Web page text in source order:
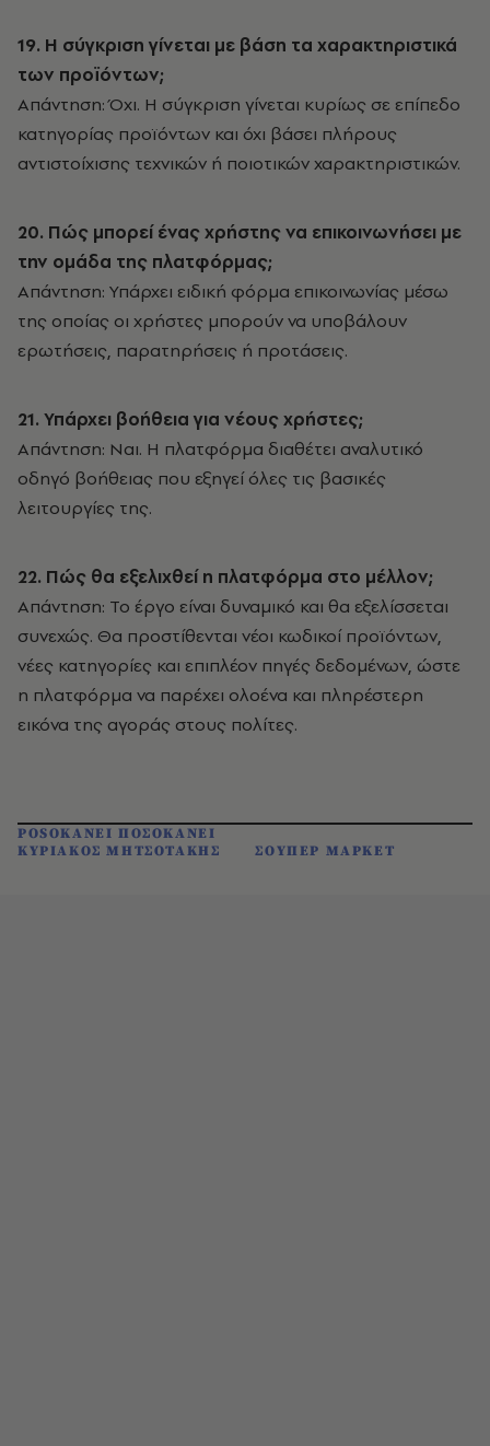
19. Η σύγκριση γίνεται με βάση τα χαρακτηριστικά
των προϊόντων;
Απάντηση: Όχι. Η σύγκριση γίνεται κυρίως σε επίπεδο
κατηγορίας προϊόντων και όχι βάσει πλήρους
αντιστοίχισης τεχνικών ή ποιοτικών χαρακτηριστικών.
20. Πώς μπορεί ένας χρήστης να επικοινωνήσει με
την ομάδα της πλατφόρμας;
Απάντηση: Υπάρχει ειδική φόρμα επικοινωνίας μέσω
της οποίας οι χρήστες μπορούν να υποβάλουν
ερωτήσεις, παρατηρήσεις ή προτάσεις.
21. Υπάρχει βοήθεια για νέους χρήστες;
Απάντηση: Ναι. Η πλατφόρμα διαθέτει αναλυτικό
οδηγό βοήθειας που εξηγεί όλες τις βασικές
λειτουργίες της.
22. Πώς θα εξελιχθεί η πλατφόρμα στο μέλλον;
Απάντηση: Το έργο είναι δυναμικό και θα εξελίσσεται
συνεχώς. Θα προστίθενται νέοι κωδικοί προϊόντων,
νέες κατηγορίες και επιπλέον πηγές δεδομένων, ώστε
η πλατφόρμα να παρέχει ολοένα και πληρέστερη
εικόνα της αγοράς στους πολίτες.
POSOKANEI ΠΟΣΟΚΑΝΕΙ
ΚΥΡΙΑΚΟΣ ΜΗΤΣΟΤΑΚΗΣ
ΣΟΥΠΕΡ ΜΑΡΚΕΤ